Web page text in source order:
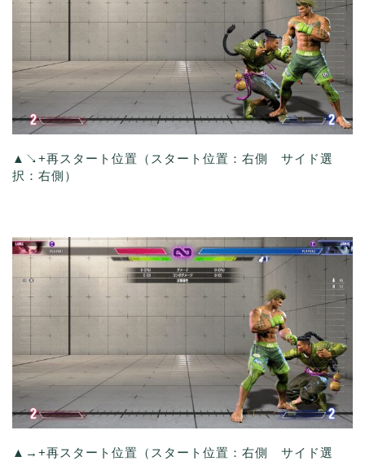
▲↘+再スタート位置（スタート位置：右側 サイド選
択：右側）
▲→+再スタート位置（スタート位置：右側 サイド選